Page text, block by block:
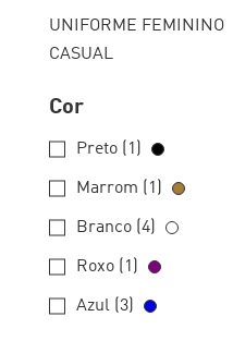
UNIFORME FEMININO
CASUAL
Cor
Preto (1)
Marrom (1)
Branco (4)
Roxo (1)
Azul (3)